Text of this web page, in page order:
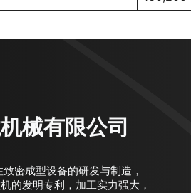
械有限公司
密成型设备的研发与制造，
的发明专利，加工实力强大，